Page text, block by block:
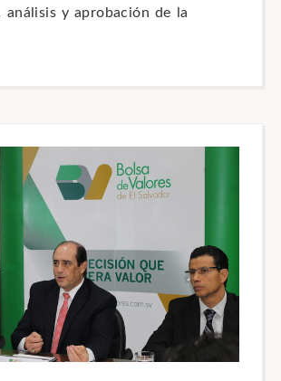
análisis y aprobación de la